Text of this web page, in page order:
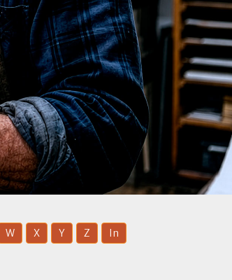
W X Y Z In